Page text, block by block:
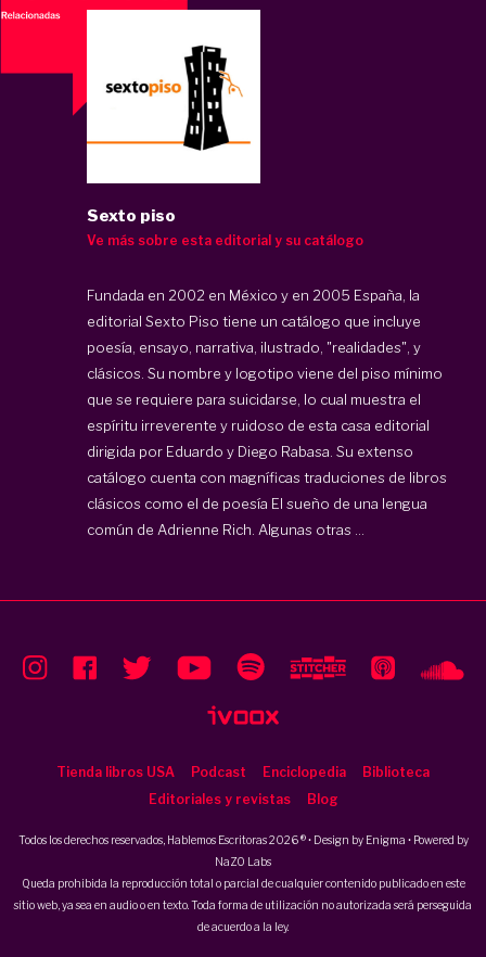
Sexto piso
Ve más sobre esta editorial y su catálogo
Fundada en 2002 en México y en 2005 España, la
editorial Sexto Piso tiene un catálogo que incluye
poesía, ensayo, narrativa, ilustrado, "realidades", y
clásicos. Su nombre y logotipo viene del piso mínimo
que se requiere para suicidarse, lo cual muestra el
espíritu irreverente y ruidoso de esta casa editorial
dirigida por Eduardo y Diego Rabasa. Su extenso
catálogo cuenta con magníficas traduciones de libros
clásicos como el de poesía El sueño de una lengua
común de Adrienne Rich. Algunas otras ...
Tienda libros USA Podcast Enciclopedia
Biblioteca
Editoriales y revistas
Blog
Todos los derechos reservados, Hablemos Escritoras 2026 ® • Design by Enigma • Powered by
NaZO Labs
Queda prohibida la reproducción total o parcial de cualquier contenido publicado en este
sitio web, ya sea en audio o en texto. Toda forma de utilización no autorizada será perseguida
de acuerdo a la ley.